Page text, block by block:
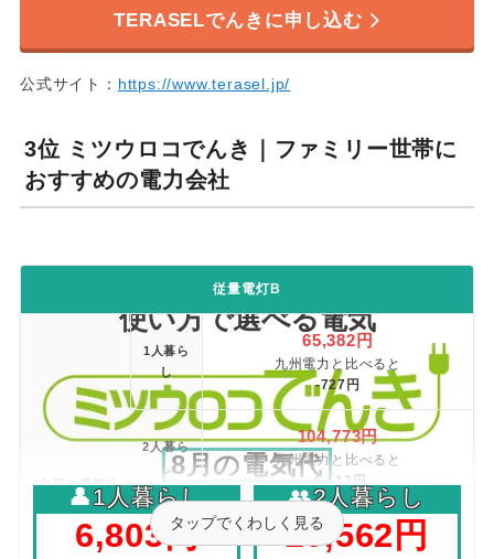
セット割 なし
支払い方法
クレジットカード
キャンペーン
公式サイト
https://www.terasel.j
p/
※ シミュレーション条件の詳細はこちら。
TERASELでんきに申し込む
公式サイト： https://www.terasel.jp/
3位 ミツウロコでんき｜ファミリー世帯に
おすすめの電力会社
環境に優しく、セットで安く。
使い方で選べる電気
8月の電気代
👤1人暮らし
6,803円
👥2人暮らし
10,562円
従量電灯B
1年間の電気代
シミュレーシ
ョン
1人暮ら
し
65,382円
九州電力と比べると
-727円
2人暮ら
し
104,773円
九州電力と比べると
-6,113円
3人暮ら
135,020円
九州電力と比べると
タップでくわしく見る